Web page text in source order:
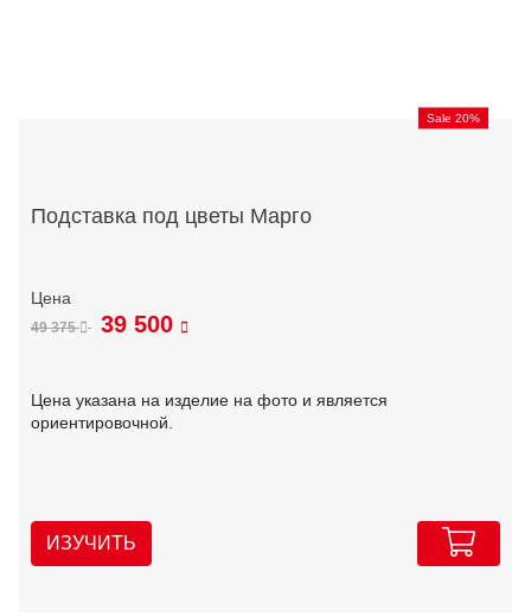
Sale 20%
Подставка под цветы Марго
49 375 39 500
Цена указана на изделие на фото и является
ориентировочной.
ИЗУЧИТЬ